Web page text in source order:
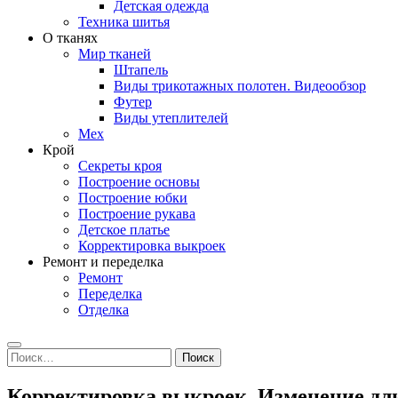
Детская одежда
Техника шитья
О тканях
Мир тканей
Штапель
Виды трикотажных полотен. Видеообзор
Футер
Виды утеплителей
Мех
Крой
Секреты кроя
Построение основы
Построение юбки
Построение рукава
Детское платье
Корректировка выкроек
Ремонт и переделка
Ремонт
Переделка
Отделка
Search
Найти: